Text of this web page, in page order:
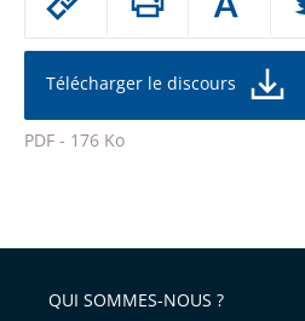
partage
de
l'article
pour
Augmenter
ou
la
de
police
Télécharger le discours
PDF - 176 Ko
l'article
QUI SOMMES-NOUS ?